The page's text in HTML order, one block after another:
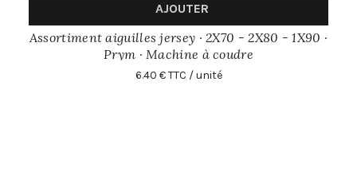
AJOUTER
Assortiment aiguilles jersey · 2X70 - 2X80 - 1X90 ·
Prym · Machine à coudre
6.40 € TTC / unité